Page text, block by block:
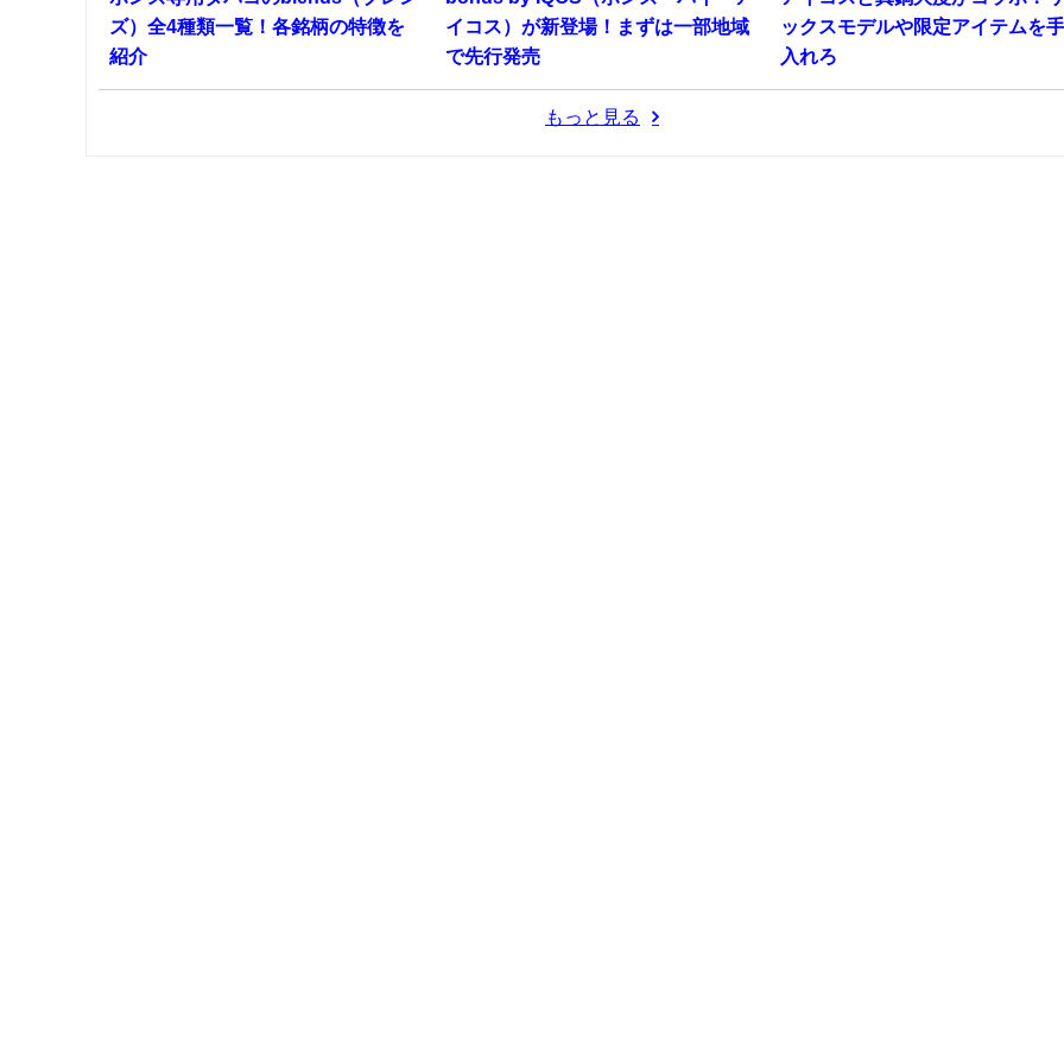
ズ）全4種類一覧！各銘柄の特徴を
紹介
イコス）が新登場！まずは一部地域
で先行発売
ックスモデルや限定アイテムを
入れろ
もっと見る